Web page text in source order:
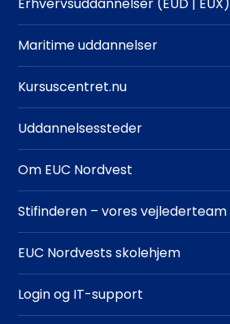
HTX
Teknisk
Business
Maritime uddannelser
North Sea College
Kursuscentret.nu
Uddannelsessteder
Om EUC Nordvest
Stifinderen – vores vejlederteam
EUC Nordvests skolehjem
Login og IT-support